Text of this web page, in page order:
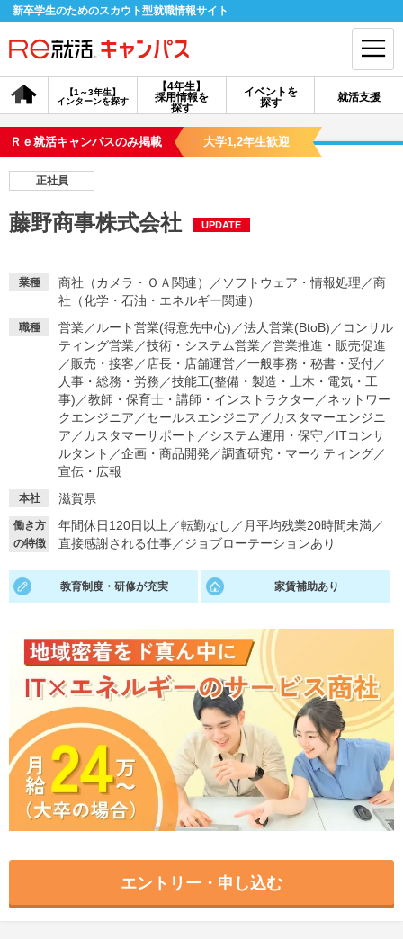
新卒学生のためのスカウト型就職情報サイト
【4年生】
採用情報を
探す
【1～3年生】
インターンを探す
イベントを
探す
就活支援
会員登録 ログイン
会員ID・パスワードを忘れた方はこちら
探す
イベントを探す スカウト お知らせ
就活ノウハウ・サポート
就活支援
就活ノウハウが満載！
就活コラム
お役立ち記事・相談室など
適職診断
あなたに合う仕事を診断！ 動画で対策講座をチェック
就活ニュースペーパー
就活時事ニュースを更新
よくある質問
不明点があればこちら
Ｒｅ就活キャンパスのみ掲載 大学1,2年生歓迎
正社員
藤野商事株式会社 UPDATE
業種 商社（カメラ・ＯＡ関連） ／ ソフトウェア・情報処理 ／商
社（化学・石油・エネルギー関連）
職種 営業／ ルート営業(得意先中心) ／法人営業(BtoB) ／ コンサル
ティング営業／技術・システム営業／営業推進・販売促進
／販売・接客 ／ 店長・店舗運営／一般事務・秘書・受付／
人事・総務・労務 ／技能工(整備・製造・土木・電気・工
事) ／教師・保育士・講師・インストラクター ／ネットワー
クエンジニア ／セールスエンジニア ／カスタマーエンジニ
ア ／カスタマーサポート ／システム運用・保守／ITコンサ
ルタント ／企画・商品開発 ／調査研究・マーケティング／
宣伝・広報
本社 滋賀県
働き方
の特徴
年間休日120日以上 ／転勤なし ／ 月平均残業20時間未満／
直接感謝される仕事／ジョブローテーションあり
教育制度・研修が充実 家賃補助あり
エントリー・申し込む